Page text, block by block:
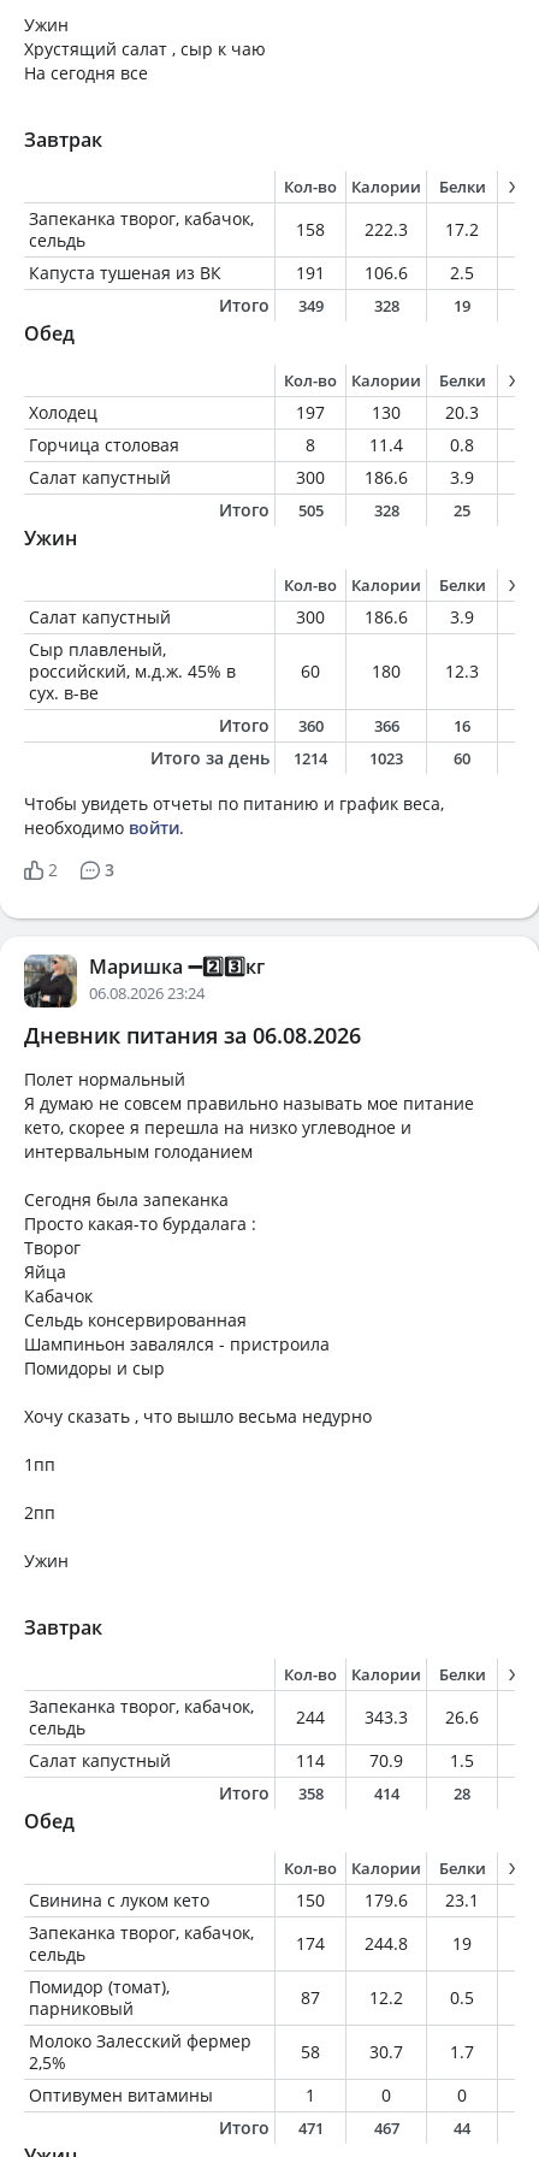
Ужин
Хрустящий салат , сыр к чаю
На сегодня все
Завтрак
Кол-во Калории Белки
Запеканка творог, кабачок,
сельдь
158 222.3 17.2
Капуста тушеная из ВК
191 106.6 2.5
Итого
349 328 19
Обед
Кол-во Калории Белки
Холодец 197 130 20.3
Горчица столовая
8 11.4 0.8
Салат капустный
300 186.6 3.9
Итого
505 328 25
Ужин
Кол-во Калории Белки
Салат капустный 300 186.6 3.9
Сыр плавленый,
российский, м.д.ж. 45% в
сух. в-ве
60 180 12.3
Итого 360 366 16
Итого за день 1214 1023 60
Чтобы увидеть отчеты по питанию и график веса,
необходимо войти.
2
3
Маришка ➖2️⃣3️⃣кг
06.08.2026 23:24
Дневник питания за 06.08.2026
Полет нормальный
Я думаю не совсем правильно называть мое питание
кето, скорее я перешла на низко углеводное и
интервальным голоданием
Сегодня была запеканка
Просто какая-то бурдалага :
Творог
Яйца
Кабачок
Сельдь консервированная
Шампиньон завалялся - пристроила
Помидоры и сыр
Хочу сказать , что вышло весьма недурно
1пп
2пп
Ужин
Завтрак
Кол-во Калории Белки
Запеканка творог, кабачок,
сельдь
244 343.3 26.6
Салат капустный
114 70.9 1.5
Итого
358 414 28
Обед
Кол-во Калории Белки
Свинина с луком кето 150 179.6 23.1
Запеканка творог, кабачок,
сельдь
174 244.8 19
Помидор (томат),
парниковый
87 12.2 0.5
Молоко Залесский фермер
2,5%
58 30.7 1.7
Оптивумен витамины
1 0 0
Итого
471 467 44